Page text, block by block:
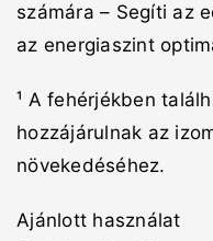
számára – Segíti az
az energiaszint
¹ A fehérjékben
hozzájárulnak az
növekedéséhez.
Ajánlott használat